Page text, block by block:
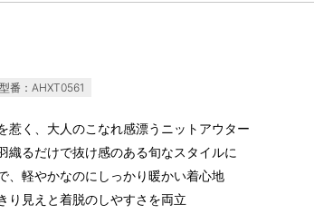
型番：AHXT0561
惹く、大人のこなれ感漂うニットアウター
織るだけで抜け感のある旬なスタイルに
、軽やかなのにしっかり暖かい着心地
り見えと着脱のしやすさを両立